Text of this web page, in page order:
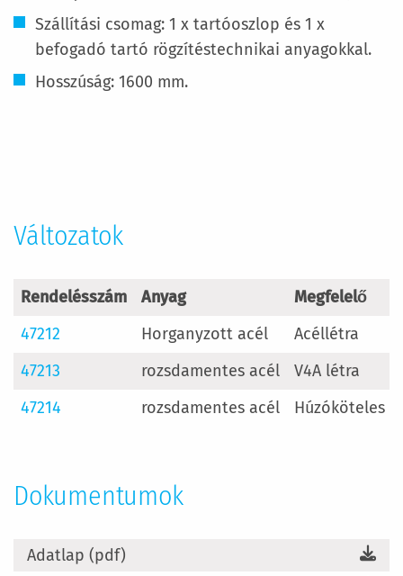
Szállítási csomag: 1 x tartóoszlop és 1 x
befogadó tartó rögzítéstechnikai anyagokkal.
Hosszúság: 1600 mm.
Változatok
Rendelésszám Anyag
Megfelelő
47212
Horganyzott acél
Acéllétra
47213
rozsdamentes acél
V4A létra
47214
rozsdamentes acél Húzóköteles
Dokumentumok
Adatlap (pdf)